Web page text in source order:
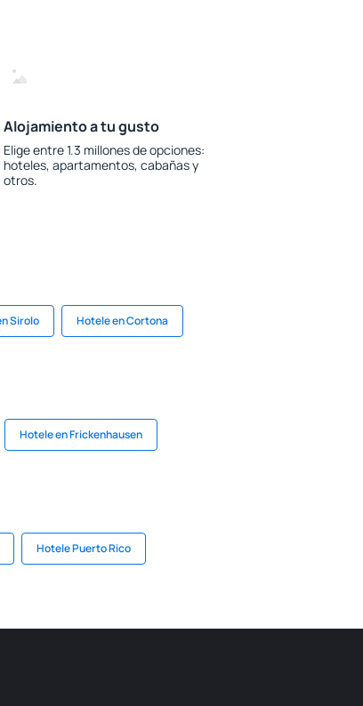
Alojamiento a tu gusto
Elige entre 1.3 millones de opciones:
hoteles, apartamentos, cabañas y
otros.
Sirolo Hotele en Cortona
Hotele en Frickenhausen
Hotele Puerto Rico